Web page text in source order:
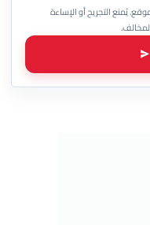
يُمنع التجريح أو الإساءة